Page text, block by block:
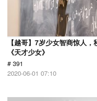
【越哥】7岁少女智商惊人
《天才少女》
# 391
2020-06-01 07:10